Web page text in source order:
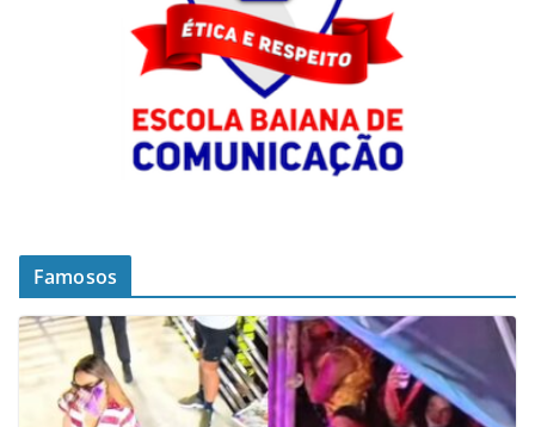
Famosos